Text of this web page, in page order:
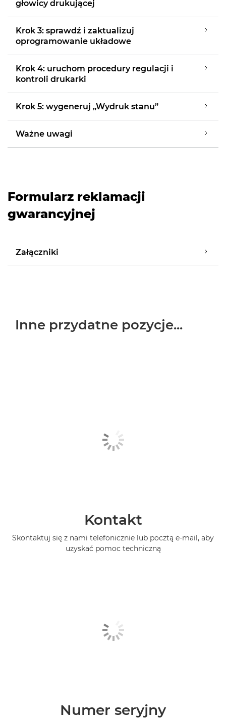
głowicy drukującej
Krok 3: sprawdź i zaktualizuj
oprogramowanie układowe
Krok 4: uruchom procedury regulacji i
kontroli drukarki
Krok 5: wygeneruj „Wydruk stanu”
Ważne uwagi
Formularz reklamacji
gwarancyjnej
Załączniki
Inne przydatne pozycje...
Kontakt
Skontaktuj się z nami telefonicznie lub pocztą e-mail, aby
uzyskać pomoc techniczną
Numer seryjny